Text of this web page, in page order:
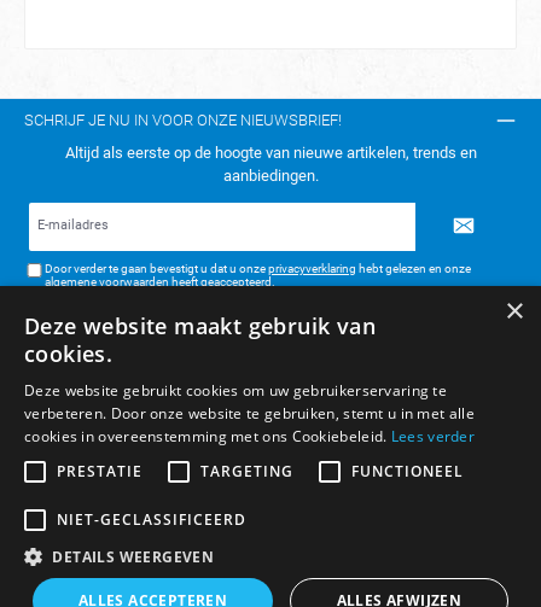
SCHRIJF JE NU IN VOOR ONZE NIEUWSBRIEF!
Altijd als eerste op de hoogte van nieuwe artikelen, trends en
aanbiedingen.
Door verder te gaan bevestigt u dat u onzeprivacyverklaring hebt gelezen en onze
algemene voorwaarden heeft geaccepteerd.
TELEFONISCH CONTACT:
ALGEMENE INFORMATIE
BETAAL- & VERZENDMETHODEN
* Alle prijzen zijn inclusief BTW, exclusief verzendkosten.
×
Deze website maakt gebruik van
cookies.
Deze website gebruikt cookies om uw gebruikerservaring te
verbeteren. Door onze website te gebruiken, stemt u in met alle
cookies in overeenstemming met ons Cookiebeleid. Lees verder
PRESTATIE
TARGETING FUNCTIONEEL
NIET-GECLASSIFICEERD
DETAILS WEERGEVEN
ALLES ACCEPTEREN ALLES AFWIJZEN